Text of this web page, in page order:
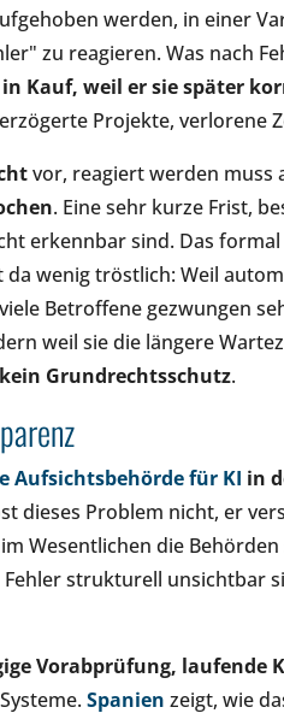
werden, in einer
zu reagieren. Was nach
Kauf, weil er sie später
Projekte, verlorene
vor, reagiert werden muss
. Eine sehr kurze Frist,
erkennbar sind. Das
da wenig tröstlich: Weil
Betroffene gezwungen
weil sie die längere
Grundrechtsschutz.
Aufsichtsbehörde für KI in
dieses Problem nicht, er
Wesentlichen die
strukturell unsichtbar
Vorabprüfung, laufende
Spanien zeigt, wie